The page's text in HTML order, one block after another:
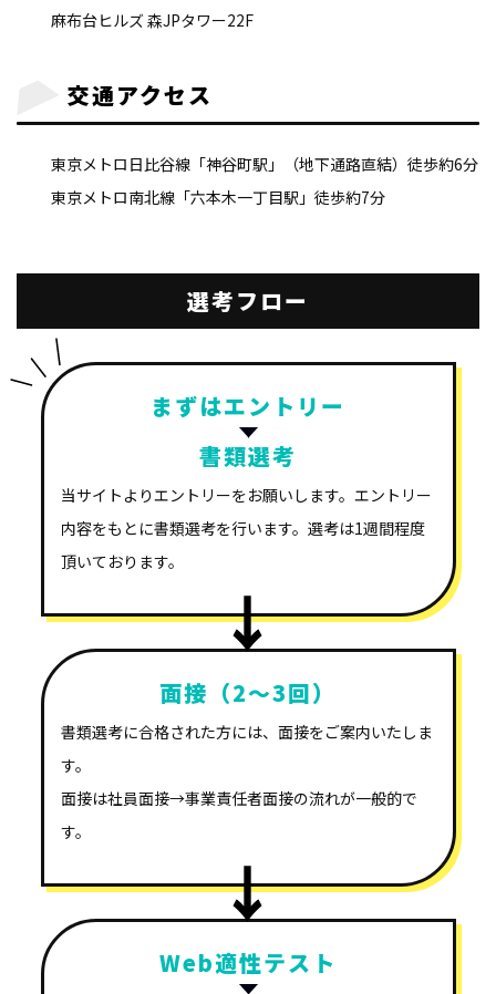
麻布台ヒルズ 森JPタワー22F
交通アクセス
東京メトロ日比谷線「神谷町駅」（地下通路直結）徒歩約6分
東京メトロ南北線「六本木一丁目駅」徒歩約7分
選考フロー
まずはエントリー
書類選考
当サイトよりエントリーをお願いします。エントリー
内容をもとに書類選考を行います。選考は1週間程度
頂いております。
面接（2～3回）
書類選考に合格された方には、面接をご案内いたしま
す。
面接は社員面接→事業責任者面接の流れが一般的で
す。
Web適性テスト